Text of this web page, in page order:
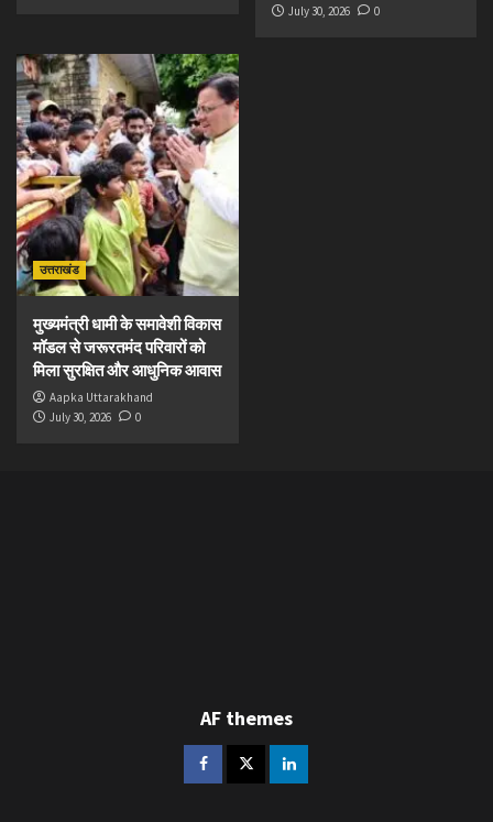
July 30, 2026
0
उत्तराखंड
मुख्यमंत्री धामी के समावेशी विकास
मॉडल से जरूरतमंद परिवारों को
मिला सुरक्षित और आधुनिक आवास
Aapka Uttarakhand
July 30, 2026
0
AF themes